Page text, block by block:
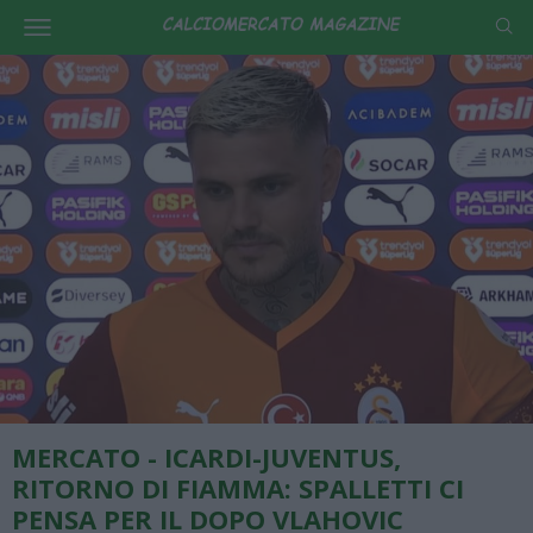
MERCATO - ICARDI-JUVENTUS,
RITORNO DI FIAMMA: SPALLETTI CI
PENSA PER IL DOPO VLAHOVIC